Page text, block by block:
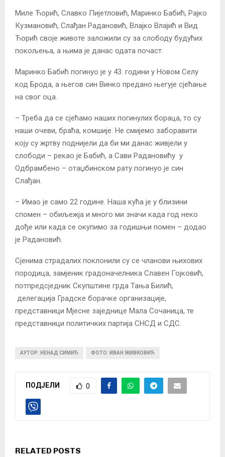
Миле Ћорић, Славко Пијетловић, Маринко Бабић, Рајко
Кузмановић, Слађан Радановић, Влајко Влајић и Вид
Ћорић своје животе заложили су за слободу будућих
покољења, а њима је данас одата почаст.
Маринко Бабић погинуо је у 43. години у Новом Селу
код Брода, а његов син Винко предано његује сјећање
на свог оца.
– Треба да се сјећамо наших погинулих бораца, то су
наши очеви, браћа, комшије. Не смијемо заборавити
коју су жртву поднијели да би ми данас живјели у
слободи – рекао је Бабић, а Сави Радановићу у
Одбрамбено – отаџбинском рату погинуо је син
Слађан.
– Имао је само 22 године. Наша кућа је у близини
спомен – обиљежја и много ми значи када год неко
дође или када се окупимо за годишњи помен – додао
је Радановић.
Сјенима страдалих поклонили су се чланови њихових
породица, замјеник градоначелника Славен Гојковић,
потпредсједник Скупштине грда Тања Билић,
делегација Градске борачке организације,
представници Мјесне заједнице Мала Сочаница, те
представници политичких партија СНСД и СДС.
АУТОР: НЕНАД СИМИЋ ФОТО: ИВАН ЖИВКОВИЋ
ПОДЈЕЛИ 0
RELATED POSTS